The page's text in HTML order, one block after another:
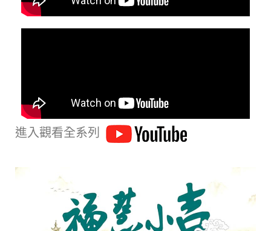
進入觀看全系列